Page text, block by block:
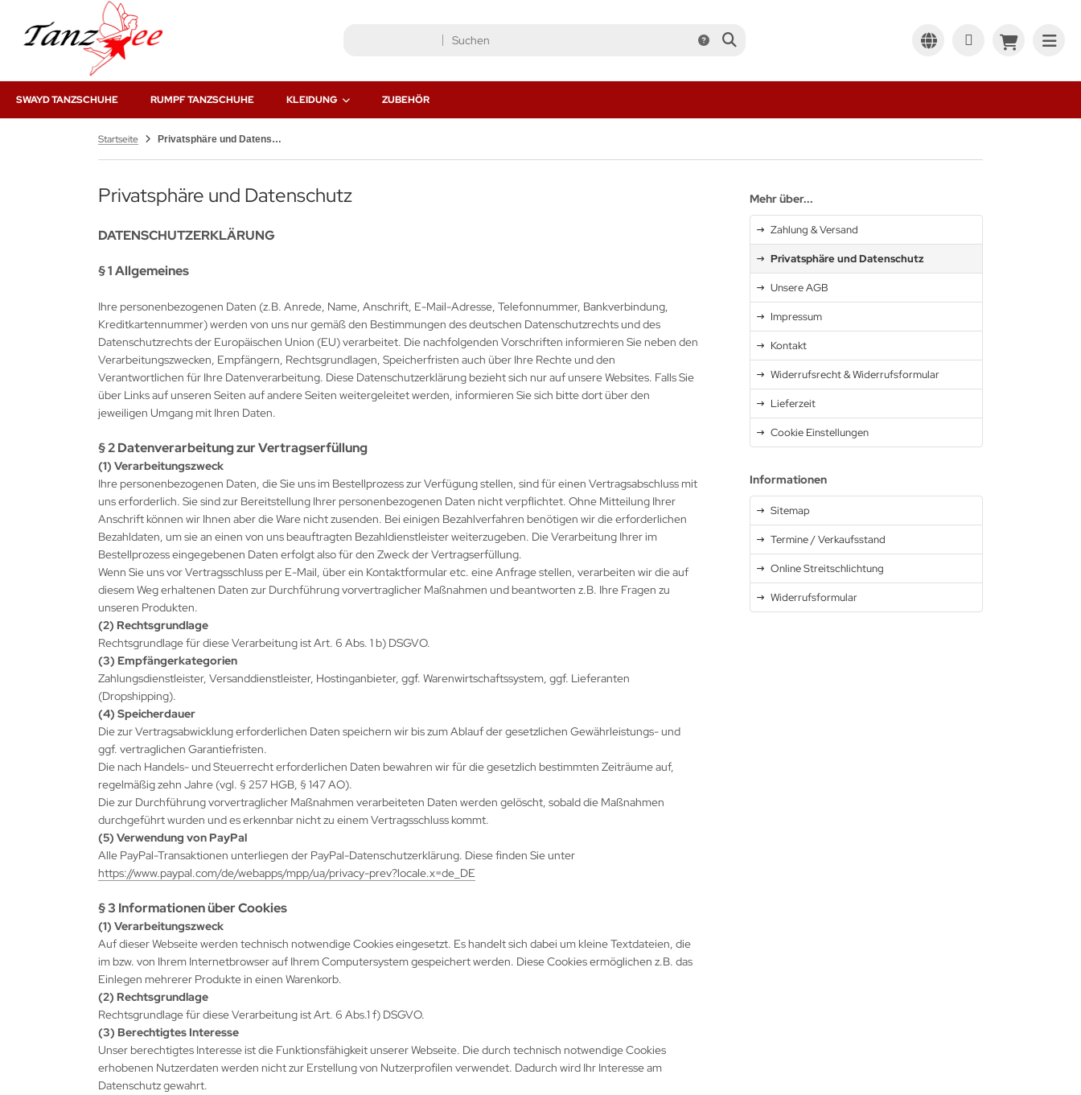
SWAYD TANZSCHUHE RUMPF TANZSCHUHE KLEIDUNG ZUBEHÖR
Startseite Privatsphäre und Datenschutz
Privatsphäre und Datenschutz
DATENSCHUTZERKLÄRUNG
§ 1 Allgemeines
Ihre personenbezogenen Daten (z.B. Anrede, Name, Anschrift, E-Mail-Adresse, Telefonnummer, Bankverbindung,
Kreditkartennummer) werden von uns nur gemäß den Bestimmungen des deutschen Datenschutzrechts und des
Datenschutzrechts der Europäischen Union (EU) verarbeitet. Die nachfolgenden Vorschriften informieren Sie neben den
Verarbeitungszwecken, Empfängern, Rechtsgrundlagen, Speicherfristen auch über Ihre Rechte und den
Verantwortlichen für Ihre Datenverarbeitung. Diese Datenschutzerklärung bezieht sich nur auf unsere Websites. Falls Sie
über Links auf unseren Seiten auf andere Seiten weitergeleitet werden, informieren Sie sich bitte dort über den
jeweiligen Umgang mit Ihren Daten.
§ 2 Datenverarbeitung zur Vertragserfüllung
(1) Verarbeitungszweck
Ihre personenbezogenen Daten, die Sie uns im Bestellprozess zur Verfügung stellen, sind für einen Vertragsabschluss mit
uns erforderlich. Sie sind zur Bereitstellung Ihrer personenbezogenen Daten nicht verpflichtet. Ohne Mitteilung Ihrer
Anschrift können wir Ihnen aber die Ware nicht zusenden. Bei einigen Bezahlverfahren benötigen wir die erforderlichen
Bezahldaten, um sie an einen von uns beauftragten Bezahldienstleister weiterzugeben. Die Verarbeitung Ihrer im
Bestellprozess eingegebenen Daten erfolgt also für den Zweck der Vertragserfüllung.
Wenn Sie uns vor Vertragsschluss per E-Mail, über ein Kontaktformular etc. eine Anfrage stellen, verarbeiten wir die auf
diesem Weg erhaltenen Daten zur Durchführung vorvertraglicher Maßnahmen und beantworten z.B. Ihre Fragen zu
unseren Produkten.
(2) Rechtsgrundlage
Rechtsgrundlage für diese Verarbeitung ist Art. 6 Abs. 1 b) DSGVO.
(3) Empfängerkategorien
Zahlungsdienstleister, Versanddienstleister, Hostinganbieter, ggf. Warenwirtschaftssystem, ggf. Lieferanten
(Dropshipping).
(4) Speicherdauer
Die zur Vertragsabwicklung erforderlichen Daten speichern wir bis zum Ablauf der gesetzlichen Gewährleistungs- und
ggf. vertraglichen Garantiefristen.
Die nach Handels- und Steuerrecht erforderlichen Daten bewahren wir für die gesetzlich bestimmten Zeiträume auf,
regelmäßig zehn Jahre (vgl. § 257 HGB, § 147 AO).
Die zur Durchführung vorvertraglicher Maßnahmen verarbeiteten Daten werden gelöscht, sobald die Maßnahmen
durchgeführt wurden und es erkennbar nicht zu einem Vertragsschluss kommt.
(5) Verwendung von PayPal
Alle PayPal-Transaktionen unterliegen der PayPal-Datenschutzerklärung. Diese finden Sie unter
https://www.paypal.com/de/webapps/mpp/ua/privacy-prev?locale.x=de_DE
§ 3 Informationen über Cookies
(1) Verarbeitungszweck
Auf dieser Webseite werden technisch notwendige Cookies eingesetzt. Es handelt sich dabei um kleine Textdateien, die
im bzw. von Ihrem Internetbrowser auf Ihrem Computersystem gespeichert werden. Diese Cookies ermöglichen z.B. das
Einlegen mehrerer Produkte in einen Warenkorb.
(2) Rechtsgrundlage
Rechtsgrundlage für diese Verarbeitung ist Art. 6 Abs.1 f) DSGVO.
(3) Berechtigtes Interesse
Unser berechtigtes Interesse ist die Funktionsfähigkeit unserer Webseite. Die durch technisch notwendige Cookies
erhobenen Nutzerdaten werden nicht zur Erstellung von Nutzerprofilen verwendet. Dadurch wird Ihr Interesse am
Datenschutz gewahrt.
Mehr über...
Zahlung & Versand
Privatsphäre und Datenschutz
Unsere AGB
Impressum
Kontakt
Widerrufsrecht & Widerrufsformular
Lieferzeit
Cookie Einstellungen
Informationen
Sitemap
Termine / Verkaufsstand
Online Streitschlichtung
Widerrufsformular